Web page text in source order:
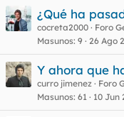
¿Qué ha
cocreta2000
Foro
Masunos 9 26 Ago
Y ahora que
curro jimenez
Foro
Masunos 61 10 Jun